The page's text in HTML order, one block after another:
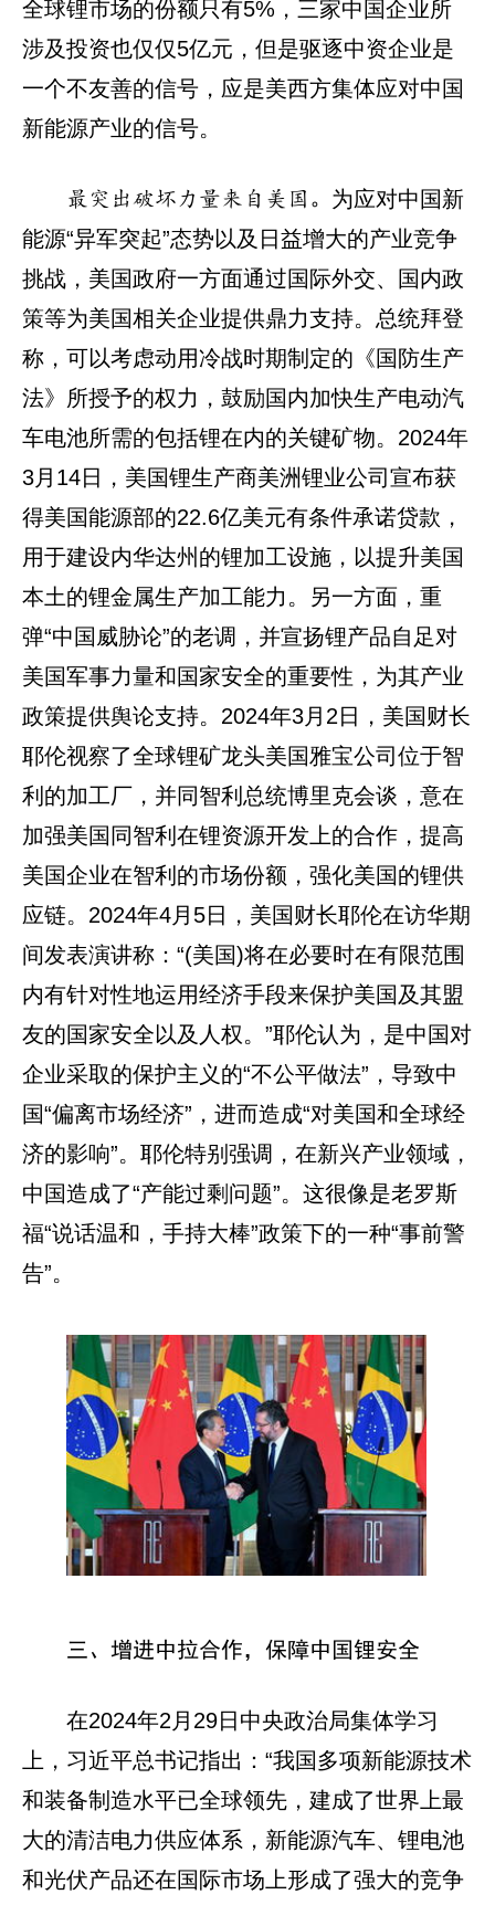
全球锂市场的份额只有5%，三家中国企业所
涉及投资也仅仅5亿元，但是驱逐中资企业是
一个不友善的信号，应是美西方集体应对中国
新能源产业的信号。
最突出破坏力量来自美国。 为应对中国新
能源“异军突起”态势以及日益增大的产业竞争
挑战，美国政府一方面通过国际外交、国内政
策等为美国相关企业提供鼎力支持。总统拜登
称，可以考虑动用冷战时期制定的《国防生产
法》所授予的权力，鼓励国内加快生产电动汽
车电池所需的包括锂在内的关键矿物。2024年
3月14日，美国锂生产商美洲锂业公司宣布获
得美国能源部的22.6亿美元有条件承诺贷款，
用于建设内华达州的锂加工设施，以提升美国
本土的锂金属生产加工能力。另一方面，重
弹“中国威胁论”的老调，并宣扬锂产品自足对
美国军事力量和国家安全的重要性，为其产业
政策提供舆论支持。2024年3月2日，美国财长
耶伦视察了全球锂矿龙头美国雅宝公司位于智
利的加工厂，并同智利总统博里克会谈，意在
加强美国同智利在锂资源开发上的合作，提高
美国企业在智利的市场份额，强化美国的锂供
应链。2024年4月5日，美国财长耶伦在访华期
间发表演讲称：“(美国)将在必要时在有限范围
内有针对性地运用经济手段来保护美国及其盟
友的国家安全以及人权。”耶伦认为，是中国对
企业采取的保护主义的“不公平做法”，导致中
国“偏离市场经济”，进而造成“对美国和全球经
济的影响”。耶伦特别强调，在新兴产业领域，
中国造成了“产能过剩问题”。这很像是老罗斯
福“说话温和，手持大棒”政策下的一种“事前警
告”。
三、增进中拉合作，保障中国锂安全
在2024年2月29日中央政治局集体学习
上，习近平总书记指出：“我国多项新能源技术
和装备制造水平已全球领先，建成了世界上最
大的清洁电力供应体系，新能源汽车、锂电池
和光伏产品还在国际市场上形成了强大的竞争